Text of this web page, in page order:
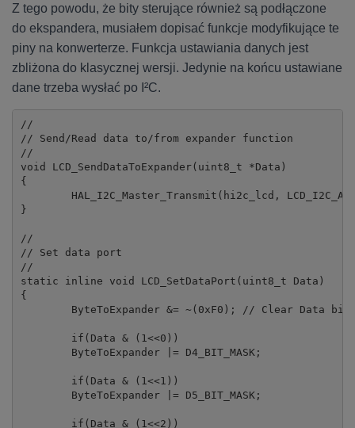
Z tego powodu, że bity sterujące również są podłączone
do ekspandera, musiałem dopisać funkcje modyfikujące te
piny na konwerterze. Funkcja ustawiania danych jest
zbliżona do klasycznej wersji. Jedynie na końcu ustawiane
dane trzeba wysłać po I²C.
//
// Send/Read data to/from expander function
//
void LCD_SendDataToExpander(uint8_t *Data)
{
}
//
// Set data port
//
static inline void LCD_SetDataPort(uint8_t Data)
{